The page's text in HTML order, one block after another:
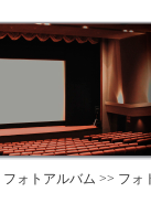
フォトアルバム >> フォ